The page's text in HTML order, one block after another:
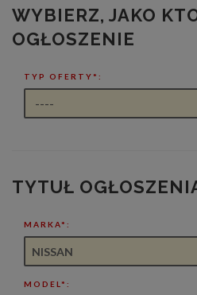
WYBIERZ, JAKO
OGŁOSZENIE
TYP OFERTY*:
TYTUŁ
MARKA*:
MODEL*: